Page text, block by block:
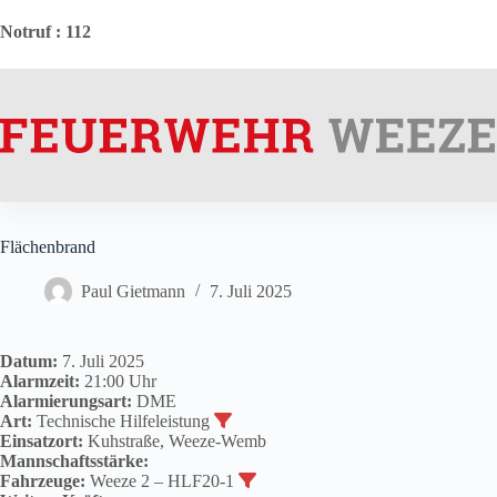
Inhalt
Notruf: 112
Flächenbrand
Paul Gietmann 7. Juli 2025
Datum: 7. Juli 2025
Alarmzeit: 21:00 Uhr
Alarmierungsart: DME
Art: Technische Hilfeleistung
Einsatzort: Kuhstraße, Weeze-Wemb
Mannschaftsstärke:
Fahrzeuge: Weeze 2 – HLF20-1